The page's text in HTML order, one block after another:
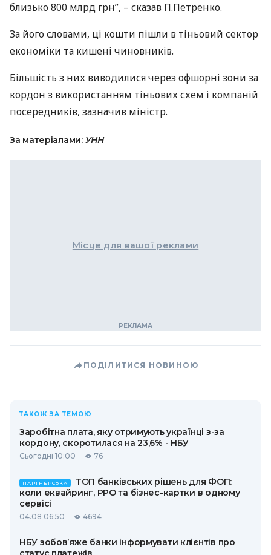
близько 800 млрд грн”, – сказав П.Петренко.
За його словами, ці кошти пішли в тіньовий сектор
економіки та кишені чиновників.
Більшість з них виводилися через офшорні зони за
кордон з використанням тіньових схем і компаній
посередників, зазначив міністр.
За матеріалами: УНН
Місце для вашої реклами
ПОДІЛИТИСЯ НОВИНОЮ
ТАКОЖ ЗА ТЕМОЮ
Заробітна плата, яку отримують українці з-за
кордону, скоротилася на 23,6% - НБУ
Сьогодні 10:00 76
ПАРТНЕРСЬКА
ТОП банківських рішень для ФОП:
коли еквайринг, РРО та бізнес-картки в одному
сервісі
04.08 06:50 4694
НБУ зобов’яже банки інформувати клієнтів про